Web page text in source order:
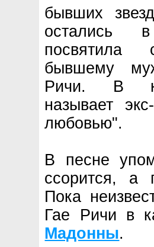
бывших
остались
бывшему
Ричи. В
называет
любовью".
В песне
ссорится, а
Пока
Гае Ричи в
Мадонны.